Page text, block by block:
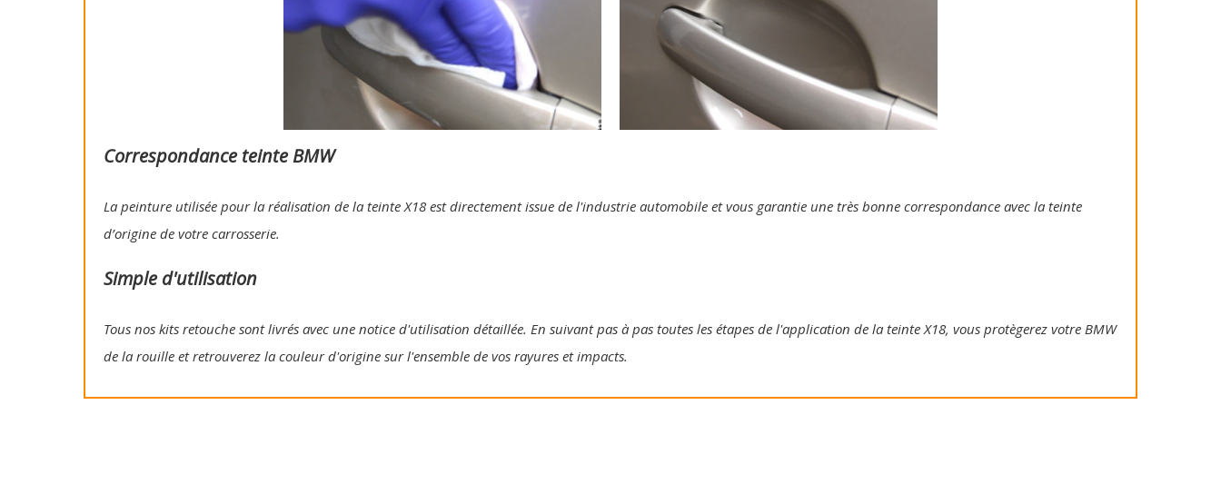
Correspondance teinte BMW
La peinture utilisée pour la réalisation de la teinte X18 est directement issue de l'industrie automobile et vous garantie une très bonne correspondance avec la teinte
d’origine de votre carrosserie.
Simple d'utilisation
Tous nos kits retouche sont livrés avec une notice d'utilisation détaillée. En suivant pas à pas toutes les étapes de l'application de la teinte X18, vous protègerez votre BMW
de la rouille et retrouverez la couleur d'origine sur l'ensemble de vos rayures et impacts.